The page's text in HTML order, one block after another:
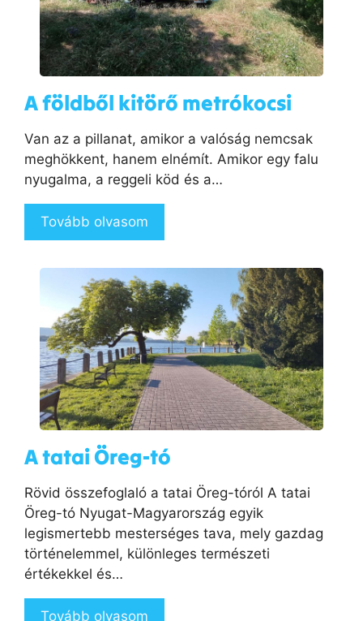
A földből kitörő metrókocsi
Van az a pillanat, amikor a valóság nemcsak
meghökkent, hanem elnémít. Amikor egy falu
nyugalma, a reggeli köd és a…
Tovább olvasom
A tatai Öreg-tó
Rövid összefoglaló a tatai Öreg-tóról A tatai
Öreg-tó Nyugat-Magyarország egyik
legismertebb mesterséges tava, mely gazdag
történelemmel, különleges természeti
értékekkel és…
Tovább olvasom